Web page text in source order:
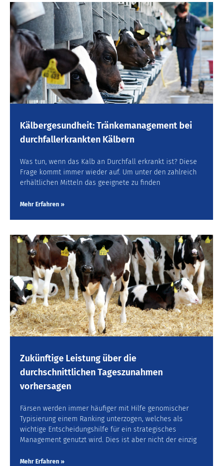
Kälbergesundheit: Tränkemanagement bei
durchfallerkrankten Kälbern
Was tun, wenn das Kalb an Durchfall erkrankt ist? Diese
Frage kommt immer wieder auf. Um unter den zahlreich
erhältlichen Mitteln das geeignete zu finden
Mehr Erfahren »
Zukünftige Leistung über die
durchschnittlichen Tageszunahmen
vorhersagen
Färsen werden immer häufiger mit Hilfe genomischer
Typisierung einem Ranking unterzogen, welches als
wichtige Entscheidungshilfe für ein strategisches
Management genutzt wird. Dies ist aber nicht der einzig
Mehr Erfahren »